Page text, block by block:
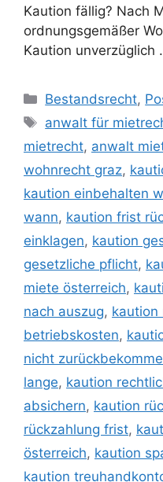
Kaution fällig? Nach
ordnungsgemäßer
Kaution unverzüglich
Bestandsrecht,
anwalt für
mietrecht, anwalt
wohnrecht graz,
kaution einbehalten
wann, kaution frist
einklagen, kaution
gesetzliche pflicht,
miete österreich,
nach auszug, kaution
betriebskosten,
nicht
lange, kaution
absichern, kaution
rückzahlung frist,
österreich, kaution
kaution